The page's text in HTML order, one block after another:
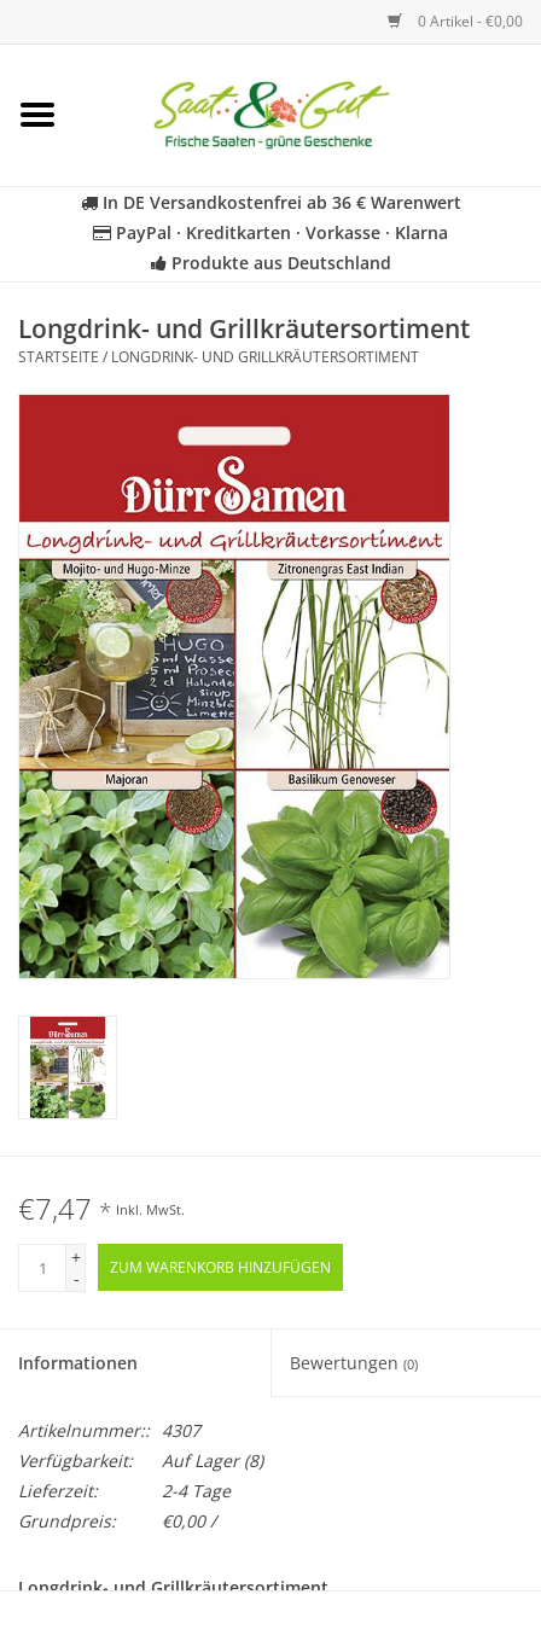
0 Artikel - €0,00
Startseite
Kräuter
Geschenkideen
Katalog
In DE Versandkostenfrei ab 36 € Warenwert
PayPal · Kreditkarten · Vorkasse · Klarna
Produkte aus Deutschland
Longdrink- und Grillkräutersortiment
STARTSEITE / LONGDRINK- UND GRILLKRÄUTERSORTIMENT
€7,47 * Inkl. MwSt.
+
-
ZUM WARENKORB HINZUFÜGEN
Informationen Bewertungen (0)
Artikelnummer:: 4307
Verfügbarkeit:
Auf Lager(8)
Lieferzeit:
2-4 Tage
Grundpreis:
€0,00 /
Longdrink- und Grillkräutersortiment